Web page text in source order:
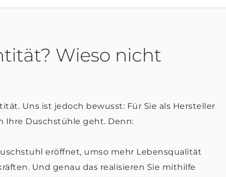
Wieso nicht
Uns ist jedoch bewusst: Für Sie als Hersteller
Ihre Duschstühle geht. Denn:
eröffnet, umso mehr Lebensqualität
Und genau das realisieren Sie mithilfe